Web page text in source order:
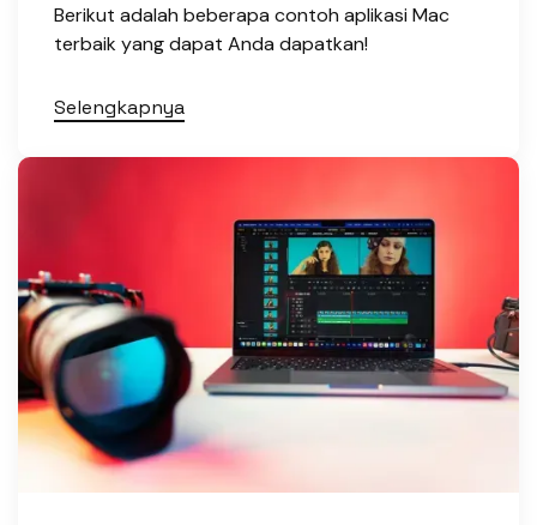
Berikut adalah beberapa contoh aplikasi Mac
terbaik yang dapat Anda dapatkan!
Selengkapnya